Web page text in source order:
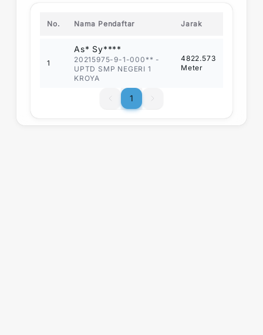
No. Nama Pendaftar Jarak
1
As* Sy****
20215975-9-1-000** -
UPTD SMP NEGERI 1
KROYA
4822.573
Meter
1
1